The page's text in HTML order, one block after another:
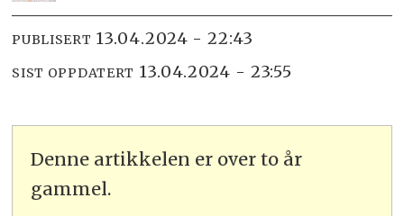
PUBLISERT 13.04.2024 - 22:43
SIST OPPDATERT 13.04.2024 - 23:55
Denne artikkelen er over to år
gammel.